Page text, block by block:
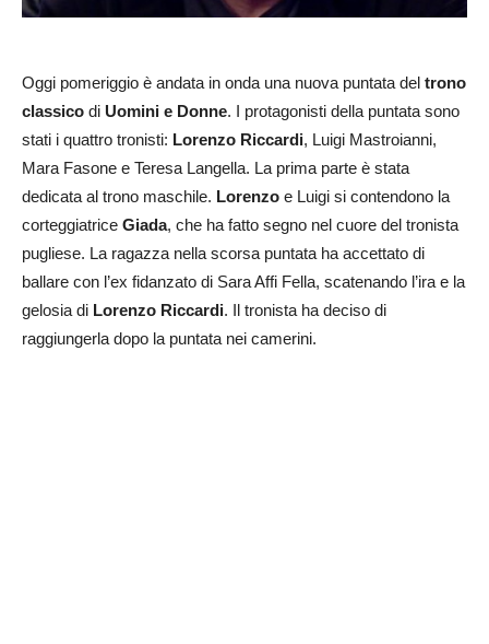
Oggi pomeriggio è andata in onda una nuova puntata del trono
classico di Uomini e Donne. I protagonisti della puntata sono
stati i quattro tronisti: Lorenzo Riccardi, Luigi Mastroianni,
Mara Fasone e Teresa Langella. La prima parte è stata
dedicata al trono maschile. Lorenzo e Luigi si contendono la
corteggiatrice Giada, che ha fatto segno nel cuore del tronista
pugliese. La ragazza nella scorsa puntata ha accettato di
ballare con l’ex fidanzato di Sara Affi Fella, scatenando l’ira e la
gelosia di Lorenzo Riccardi. Il tronista ha deciso di
raggiungerla dopo la puntata nei camerini.